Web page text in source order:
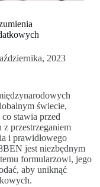
2023
świecie,
stawia przed
przestrzeganiem
i prawidłowego
jest niezbędnym
formularzowi, jego
aby uniknąć